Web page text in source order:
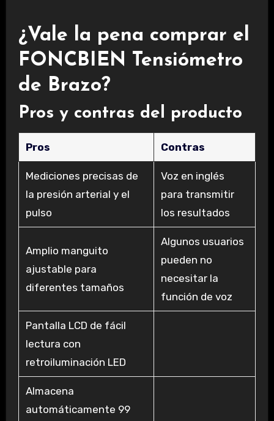
¿Vale la pena comprar el
FONCBIEN Tensiómetro
de Brazo?
Pros y contras del producto
Pros Contras
Mediciones precisas de
la presión arterial y el
pulso
Voz en inglés
para transmitir
los resultados
Amplio manguito
ajustable para
diferentes tamaños
Algunos usuarios
pueden no
necesitar la
función de voz
Pantalla LCD de fácil
lectura con
retroiluminación LED
Almacena
automáticamente 99